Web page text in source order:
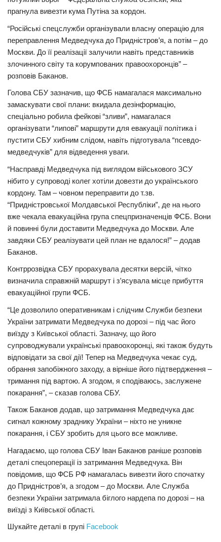
прагнула вивезти кума Путіна за кордон.
“Російські спецслужби організували власну операцію для
переправлення Медведчука до Придністров’я, а потім – до
Москви. До її реалізації залучили навіть представників
злочинного світу та корумпованих правоохоронців” –
розповів Баканов.
Голова СБУ зазначив, що ФСБ намагалася максимально
замаскувати свої плани: вкидала дезінформацію,
спеціально робила фейкові “зливи”, намагалася
організувати “липові” маршрути для евакуації політика і
пустити СБУ хибним слідом, навіть підготувала “псевдо-
медведчуків” для відведення уваги.
“Насправді Медведчука під виглядом військового ЗСУ
нібито у супроводі колег хотіли довезти до українського
кордону. Там – човном переправити до т.зв.
“Придністровської Молдавської Республіки”, де на нього
вже чекала евакуаційна група спецпризначенців ФСБ. Вони
й повинні були доставити Медведчука до Москви. Але
завдяки СБУ реалізувати цей план не вдалося!” – додав
Баканов.
Контррозвідка СБУ прорахувала десятки версій, чітко
визначила справжній маршрут і з’ясувала місце прибуття
евакуаційної групи ФСБ.
“Це дозволило оперативникам і слідчим Служби безпеки
України затримати Медведчука по дорозі – під час його
виїзду з Київської області. Зазначу, що його
супроводжували українські правоохоронці, які також будуть
відповідати за свої дії! Тепер на Медведчука чекає суд,
обрання запобіжного заходу, а вірніше його підтвердження –
тримання під вартою. А згодом, я сподіваюсь, заслужене
покарання”, – сказав голова СБУ.
Також Баканов додав, що затримання Медведчука дає
сигнал кожному зраднику України – ніхто не уникне
покарання, і СБУ зробить для цього все можливе.
Нагадаємо, що голова СБУ Іван Баканов раніше розповів
деталі спецоперації із затримання Медведчука. Він
повідомив, що ФСБ РФ намагалась вивезти його спочатку
до Придністров’я, а згодом – до Москви. Але Служба
безпеки України затримала біглого нардепа по дорозі – на
виїзді з Київської області.
Шукайте деталі в групі Facebook